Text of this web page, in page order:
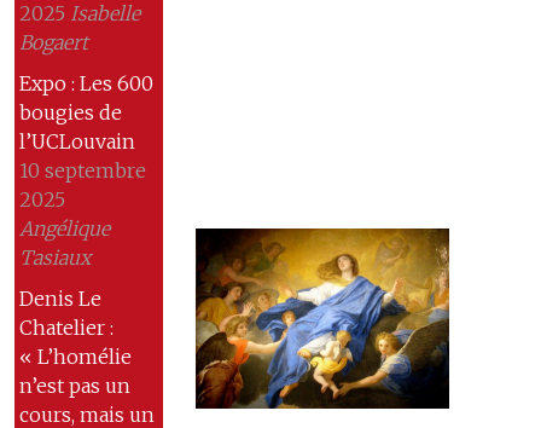
2025 Isabelle
Bogaert
Expo : Les 600
bougies de
l’UCLouvain
10 septembre
2025
Angélique
Tasiaux
Denis Le
Chatelier :
« L’homélie
n’est pas un
cours, mais un